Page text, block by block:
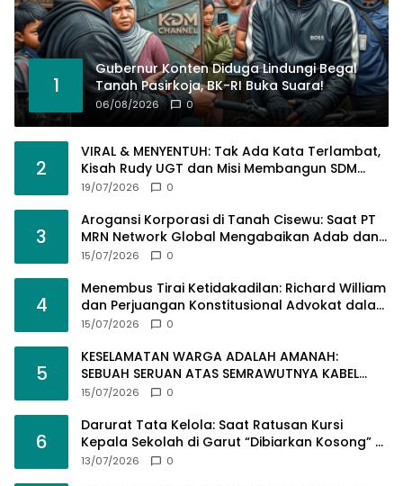
1
Gubernur Konten Diduga Lindungi Begal
Tanah Pasirkoja, BK-RI Buka Suara!
06/08/2026 0
2
VIRAL & MENYENTUH: Tak Ada Kata Terlambat,
Kisah Rudy UGT dan Misi Membangun SDM
Bangsa Lewat Kuliah Jarak Jauh
19/07/2026 0
3
Arogansi Korporasi di Tanah Cisewu: Saat PT
MRN Network Global Mengabaikan Adab dan
Hukum
15/07/2026 0
4
Menembus Tirai Ketidakadilan: Richard William
dan Perjuangan Konstitusional Advokat dalam
KUHAP Baru
15/07/2026 0
5
KESELAMATAN WARGA ADALAH AMANAH:
SEBUAH SERUAN ATAS SEMRAWUTNYA KABEL
UTILITAS
15/07/2026 0
6
Darurat Tata Kelola: Saat Ratusan Kursi
Kepala Sekolah di Garut “Dibiarkan Kosong” di
Tengah Tumpukan Guru Kompeten
13/07/2026 0